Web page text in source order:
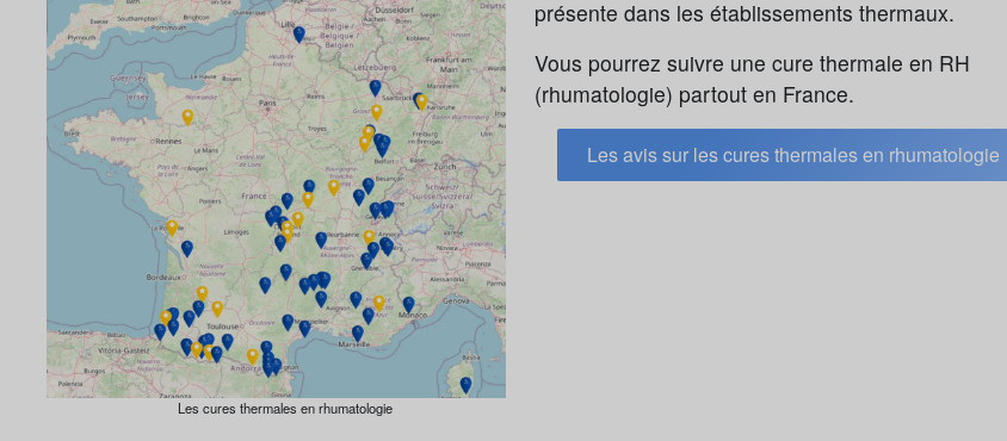
Les cures thermales en rhumatologie
présente dans les établissements thermaux.
Vous pourrez suivre une cure thermale en RH
(rhumatologie) partout en France.
Les avis sur les cures thermales en rhumatologie